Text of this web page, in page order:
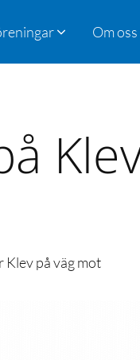
Om oss
på väg mot